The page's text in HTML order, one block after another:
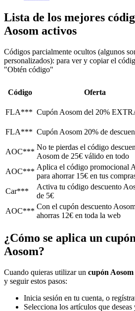
Lista de los mejores
Aosom activos
Códigos parcialmente ocultos (algunos
personalizados): para ver y copiar el
"Obtén código"
Código Oferta
FLA*** Cupón Aosom del 20%
FLA*** Cupón Aosom 20% de
AOC***
No te pierdas el código
Aosom de 25€ válido en todo
AOC***
Aplica el código promocional
para ahorrar 15€ en tus
Car***
Activa tu código descuento
de 5€
AOC***
Con el cupón descuento
ahorras 12€ en toda la web
¿Cómo se aplica un
Aosom?
Cuando quieras utilizar un cupón Aosom
y seguir estos pasos:
Inicia sesión en tu cuenta, o
Selecciona los artículos que deseas